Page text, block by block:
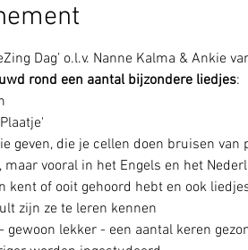
Dag’ o.l.v. Nanne Kalma & Ankie
rond een aantal bijzondere liedjes:
geven, die je cellen doen bruisen van
vooral in het Engels en het
kent of ooit gehoord hebt en ook
zijn ze te leren kennen
lekker - een aantal keren